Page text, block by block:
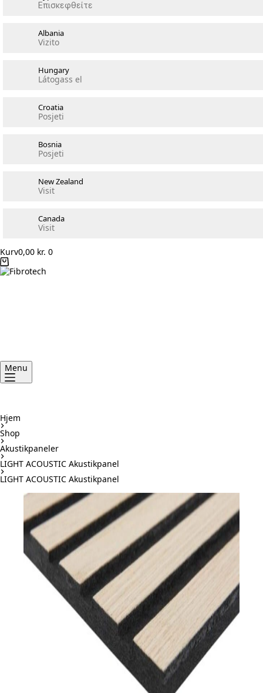
Επισκεφθείτε
Albania
Vizito
Hungary
Látogass el
Croatia
Posjeti
Bosnia
Posjeti
New Zealand
Visit
Canada
Visit
Kurv0,00 kr. 0
Menu
Hjem
Shop
Akustikpaneler
LIGHT ACOUSTIC Akustikpanel
LIGHT ACOUSTIC Akustikpanel